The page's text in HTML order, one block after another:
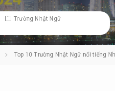
Trường Nhật Ngữ
Top 10 Trường Nhật Ngữ nổi tiếng